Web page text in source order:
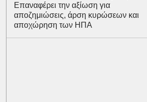
Επαναφέρει την αξίωση για
αποζημιώσεις, άρση κυρώσεων και
αποχώρηση των ΗΠΑ